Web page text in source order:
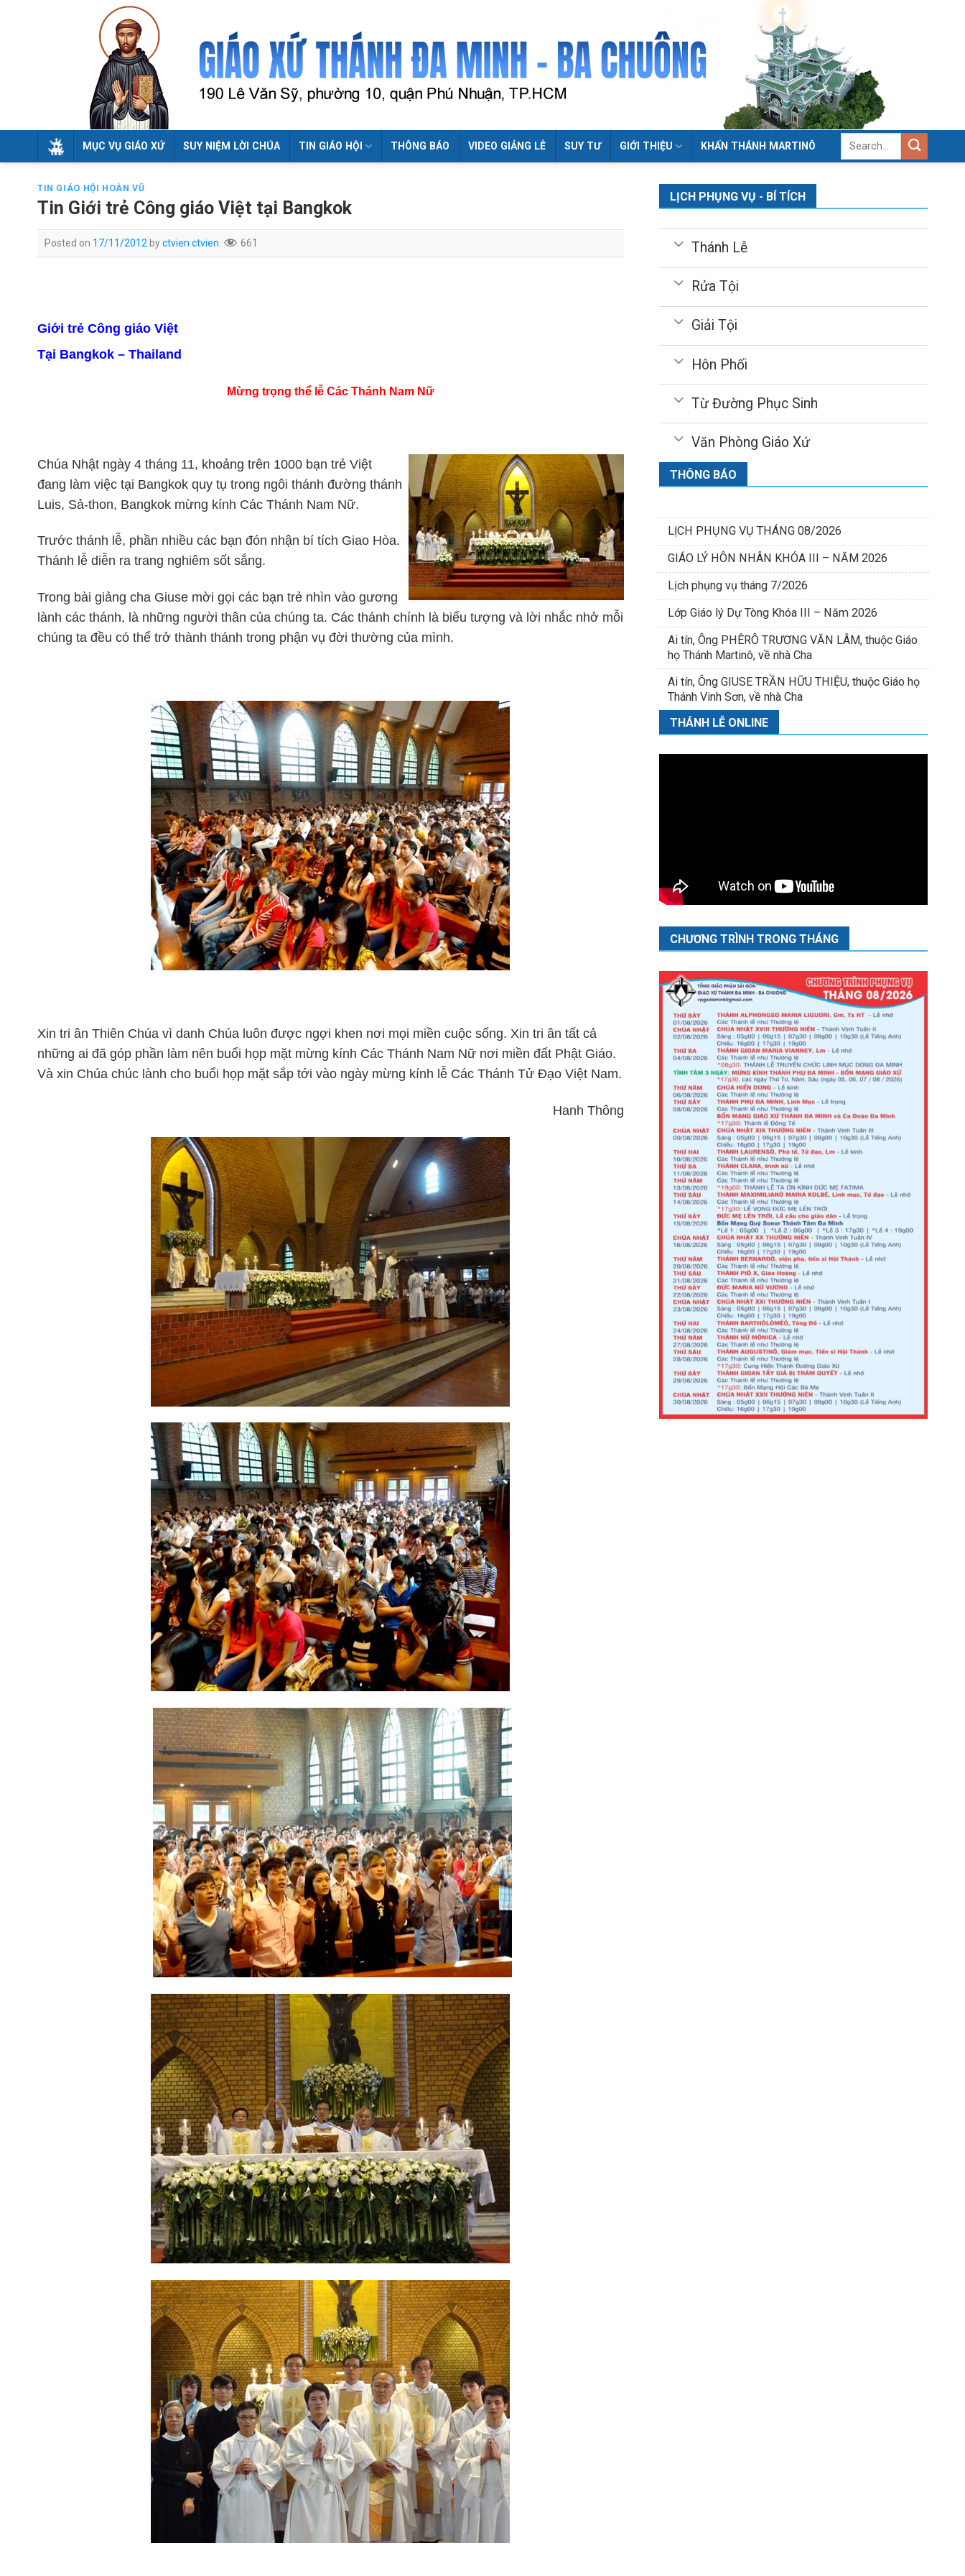
MỤC VỤ GIÁO XỨ SUY NIỆM LỜI CHÚA TIN GIÁO HỘI THÔNG BÁO VIDEO GIẢNG LỄ SUY TƯ GIỚI THIỆU KHẤN THÁNH MARTINÔ
TIN GIÁO HỘI HOÀN VŨ
Tin Giới trẻ Công giáo Việt tại Bangkok
Posted on 17/11/2012 byctvien ctvien 661
Giới trẻ Công giáo Việt
Tại Bangkok – Thailand
Mừng trọng thể l ễCác Thánh Nam Nữ
Chúa Nhật ngày 4 tháng 11, khoảng trên 1000 bạn trẻ Việt
đang làm việc tại Bangkok quy tụ trong ngôi thánh đường thánh
Luis, Sả-thon, Bangkok mừng kính Các Thánh Nam Nữ.
Trước thánh lễ, phần nhiều các bạn đón nhận bí tích Giao Hòa.
Thánh lễ diễn ra trang nghiêm sốt sắng.
Trong bài giảng cha Giuse mời gọi các bạn trẻ nhìn vào gương
lành các thánh, là những người thân của chúng ta. Các thánh chính là biểu tượng và lời nhắc nhở mỗi
chúng ta đều có thể trở thành thánh trong phận vụ đời thường của mình.
Xin tri ân Thiên Chúa vì danh Chúa luôn được ngợi khen nơi mọi miền cuộc sống. Xin tri ân tất cả
những ai đã góp phần làm nên buổi họp mặt mừng kính Các Thánh Nam Nữ nơi miền đất Phật Giáo.
Và xin Chúa chúc lành cho buổi họp mặt sắp tới vào ngày mừng kính lễ Các Thánh Tử Đạo Việt Nam.
Hanh Thông
LỊCH PHỤNG VỤ - BÍ TÍCH
Thánh Lễ
Rửa Tội
Giải Tội
Hôn Phối
Từ Đường Phục Sinh
Văn Phòng Giáo Xứ
THÔNG BÁO
LỊCH PHỤNG VỤ THÁNG 08/2026
GIÁO LÝ HÔN NHÂN KHÓA III – NĂM 2026
Lịch phụng vụ tháng 7/2026
Lớp Giáo lý Dự Tòng Khóa III – Năm 2026
Ai tín, Ông PHÊRÔ TRƯƠNG VĂN LÂM, thuộc Giáo
họ Thánh Martinô, về nhà Cha
Ai tín, Ông GIUSE TRẦN HỮU THIỆU, thuộc Giáo họ
Thánh Vinh Sơn, về nhà Cha
THÁNH LỄ ONLINE
CHƯƠNG TRÌNH TRONG THÁNG